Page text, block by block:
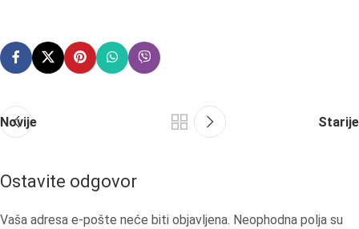
Novije Starije
Ostavite odgovor
Vaša adresa e-pošte neće biti objavljena. Neophodna polja su